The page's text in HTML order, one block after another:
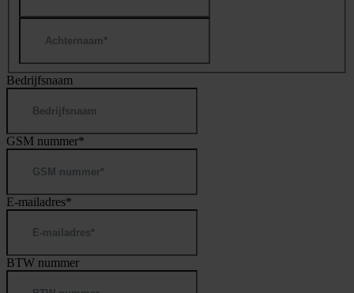
Bedrijfsnaam
GSM nummer*
E-mailadres*
BTW nummer